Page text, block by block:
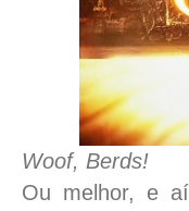
Woof, Berds!
Ou melhor, e